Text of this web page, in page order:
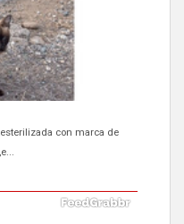
GRAN CANARIA
callejeros de la zona los